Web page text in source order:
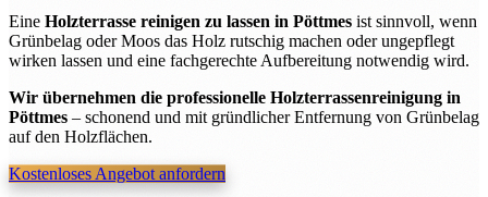
Eine Holzterrasse reinigen zu lassen in Pöttmes ist sinnvoll, wenn
Grünbelag oder Moos das Holz rutschig machen oder ungepflegt
wirken lassen und eine fachgerechte Aufbereitung notwendig wird.
Wir übernehmen die professionelle Holzterrassenreinigung in
Pöttmes – schonend und mit gründlicher Entfernung von Grünbelag
auf den Holzflächen.
Kostenloses Angebot anfordern